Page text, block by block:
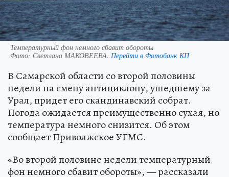
Температурный фон немного сбавит обороты
Фото: Светлана МАКОВЕЕВА. Перейти в Фотобанк КП
В Самарской области со второй половины
недели на смену антициклону, ушедшему за
Урал, придет его скандинавский собрат.
Погода ожидается преимущественно сухая, но
температура немного снизится. Об этом
сообщает Приволжское УГМС.
«Во второй половине недели температурный
фон немного сбавит обороты», — рассказали